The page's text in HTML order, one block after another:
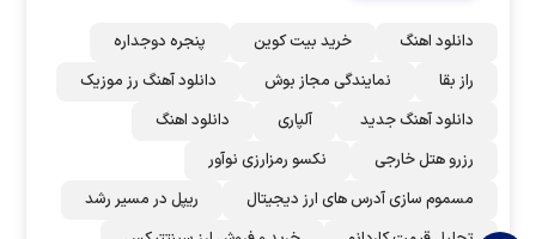
دانلود اهنگ خرید بیت کوین
پنجره دوجداره
راز بقا
نمایندگی مجاز بوش
دانلود آهنگ رز‌ موزیک
دانلود آهنگ جدید
آلپاری
دانلود اهنگ
رزرو هتل خارجی
نکسو رمزارزی نوآور
مسموم سازی آدرس های ارز دیجیتال
ریپل در مسیر رشد